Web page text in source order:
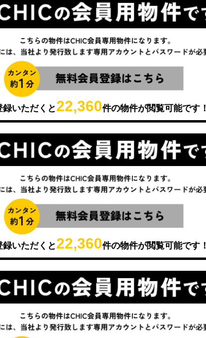
録いただくと 22,360件の物件が閲覧可能です！
録いただくと 22,360件の物件が閲覧可能です！